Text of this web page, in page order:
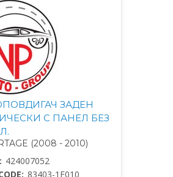
ЗАДЕН
С ПАНЕЛ БЕЗ
(2008 - 2010)
424007052
83403-1F010